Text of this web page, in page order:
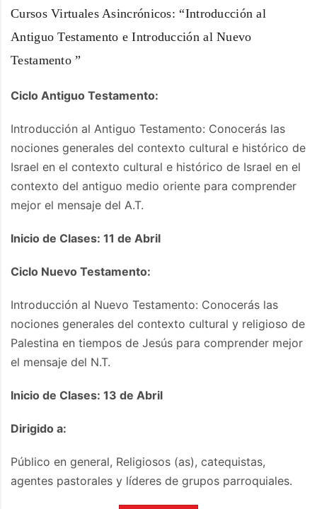
Cursos Virtuales Asincrónicos: “Introducción al
Antiguo Testamento e Introducción al Nuevo
Testamento ”
Ciclo Antiguo Testamento:
Introducción al Antiguo Testamento: Conocerás las
nociones generales del contexto cultural e histórico de
Israel en el contexto cultural e histórico de Israel en el
contexto del antiguo medio oriente para comprender
mejor el mensaje del A.T.
Inicio de Clases: 11 de Abril
Ciclo Nuevo Testamento:
Introducción al Nuevo Testamento: Conocerás las
nociones generales del contexto cultural y religioso de
Palestina en tiempos de Jesús para comprender mejor
el mensaje del N.T.
Inicio de Clases: 13 de Abril
Dirigido a:
Público en general, Religiosos (as), catequistas,
agentes pastorales y líderes de grupos parroquiales.